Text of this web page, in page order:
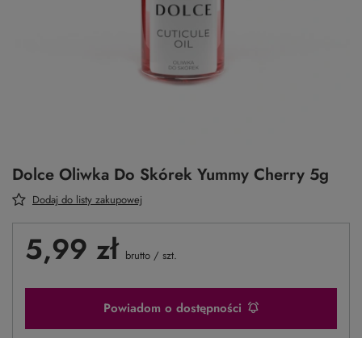
Dolce Oliwka Do Skórek Yummy Cherry 5g
Dodaj do listy zakupowej
5,99 zł brutto / szt.
Powiadom o dostępności